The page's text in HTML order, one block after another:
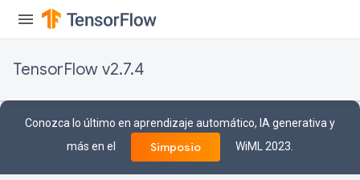
TensorFlow v2.7.4
Conozca lo último en aprendizaje automático, IA generativa y
más en el
Simposio WiML 2023.